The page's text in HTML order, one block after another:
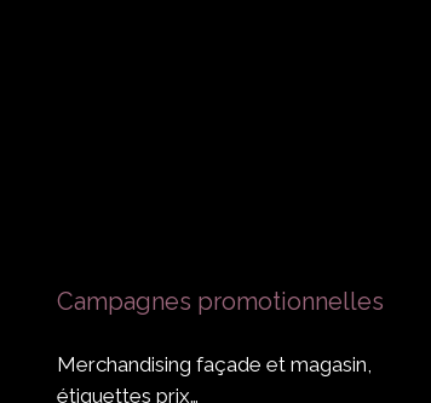
Campagnes promotionnelles
Merchandising façade et magasin,
étiquettes prix…